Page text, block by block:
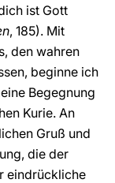
ist Gott
, 185). Mit
den wahren
beginne ich
Begegnung
Kurie. An
Gruß und
die der
eindrückliche